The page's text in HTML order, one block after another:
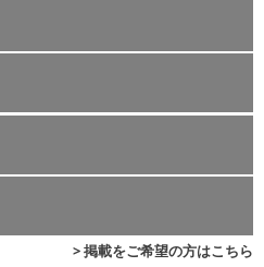
> 掲載をご希望の方はこちら